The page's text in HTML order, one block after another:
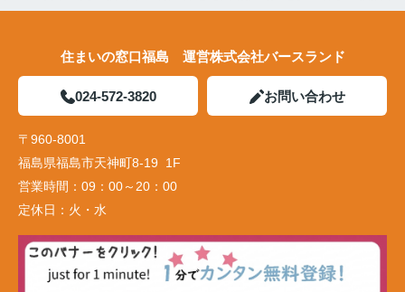
住まいの窓口福島 運営株式会社バースランド
024-572-3820 お問い合わせ
〒960-8001
福島県福島市天神町8-19 1F
営業時間： 09：00～20：00
定休日： 火・水